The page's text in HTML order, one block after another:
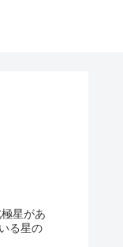
星があ
る星の